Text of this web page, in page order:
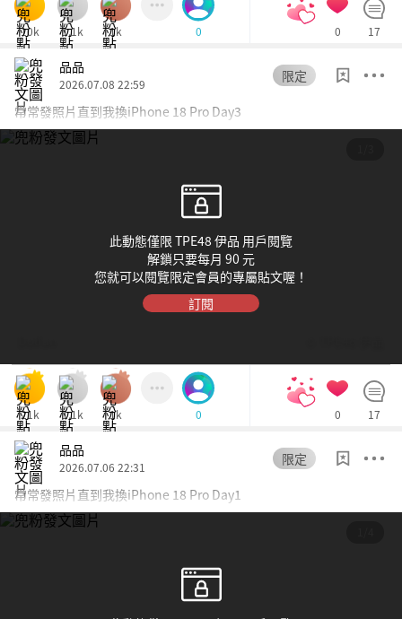
想讓偶像第一眼就看見您嗎？
只要使用
2pt 兜幣，
10k 1.1k 1k 0 0 17
品品
2026.07.08 22:59
限定
常常發照片直到我換iPhone 18 Pro Day3
此動態僅限 TPE48 伊品 用戶閱覽
解鎖只要每月 90 元
您就可以閱覽限定會員的專屬貼文喔！
訂閱
21k 1.1k 1k 0 0 17
品品
2026.07.06 22:31
限定
常常發照片直到我換iPhone 18 Pro Day1